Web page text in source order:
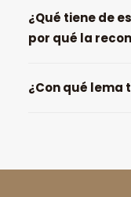
¿Qué tiene de
por qué la
¿Con qué lema